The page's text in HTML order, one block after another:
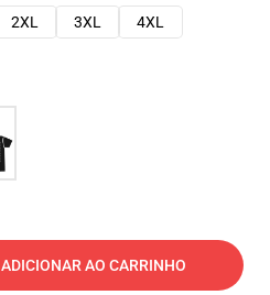
2XL 3XL
4XL
ADICIONAR AO CARRINHO